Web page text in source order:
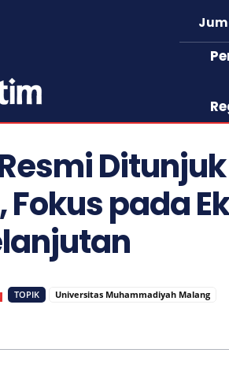
Fokus pada
TOPIK Universitas Muhammadiyah Malang